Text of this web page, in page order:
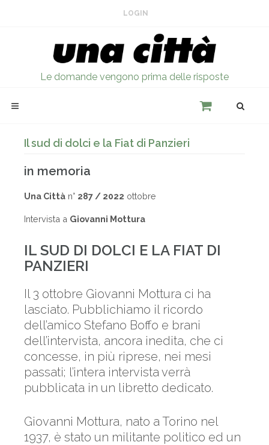
LOGIN
Le domande vengono prima delle risposte
Il sud di dolci e la Fiat di Panzieri
in memoria
Una Città n° 287 / 2022 ottobre
Intervista a Giovanni Mottura
IL SUD DI DOLCI E LA FIAT DI
PANZIERI
Il 3 ottobre Giovanni Mottura ci ha
lasciato. Pubblichiamo il ricordo
dell’amico Stefano Boffo e brani
dell’intervista, ancora inedita, che ci
concesse, in più riprese, nei mesi
passati; l’intera intervista verrà
pubblicata in un libretto dedicato.
Giovanni Mottura, nato a Torino nel
1937, è stato un militante politico ed un